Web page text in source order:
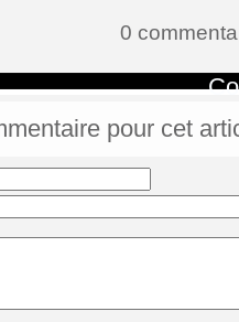
0
pour cet